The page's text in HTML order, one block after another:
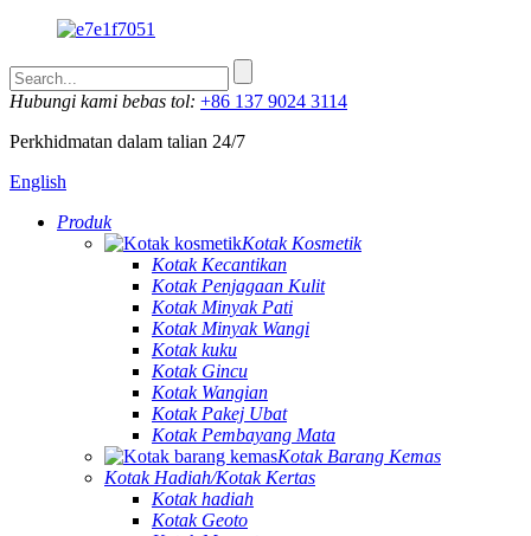
Hubungi kami bebas tol: +86 137 9024 3114
Perkhidmatan dalam talian 24/7
English
Produk
Kotak Kosmetik
Kotak Kecantikan
Kotak Penjagaan Kulit
Kotak Minyak Pati
Kotak Minyak Wangi
Kotak kuku
Kotak Gincu
Kotak Wangian
Kotak Pakej Ubat
Kotak Pembayang Mata
Kotak Barang Kemas
Kotak Hadiah/Kotak Kertas
Kotak hadiah
Kotak Geoto